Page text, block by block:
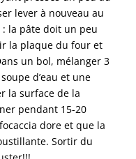
lever à nouveau au
la pâte doit un peu
la plaque du four et
un bol, mélanger 3
d’eau et une
la surface de la
pendant 15-20
dore et que la
Sortir du